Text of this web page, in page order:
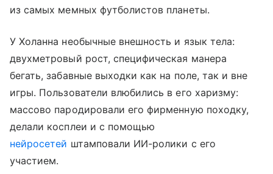
из самых мемных футболистов планеты.
У Холанна необычные внешность и язык тела:
двухметровый рост, специфическая манера
бегать, забавные выходки как на поле, так и вне
игры. Пользователи влюбились в его харизму:
массово пародировали его фирменную походку,
делали косплеи и с помощью
нейросетей штамповали ИИ-ролики с его
участием.